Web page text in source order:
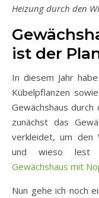
Heizung durch den
ist der
In diesem Jahr
Kübelpflanzen
Gewächshaus
zunächst das
verkleidet, um den
und wieso
Gewächshaus mit
Nun gehe ich noch